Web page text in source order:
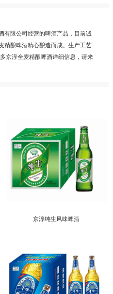
有限公司经营的啤酒产品，目前诚
精酿啤酒精心酿造而成。生产工艺
京淳全麦精酿啤酒详细信息，请来
京淳纯生风味啤酒